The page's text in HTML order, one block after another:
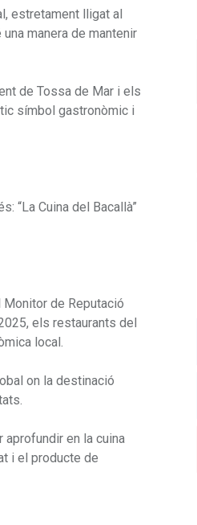
estretament lligat al
manera de mantenir
de Tossa de Mar i els
símbol gastronòmic i
“La Cuina del Bacallà”
de Reputació
els restaurants del
local.
on la destinació
en la cuina
i el producte de